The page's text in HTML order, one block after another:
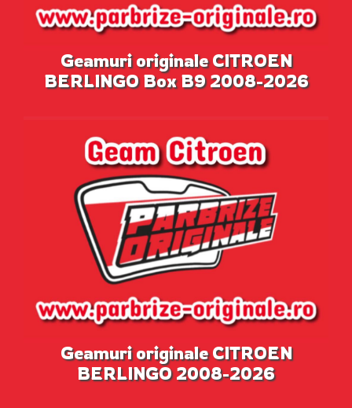
Geamuri originale CITROEN
BERLINGO Box B9 2008-2026
Geamuri originale CITROEN
BERLINGO 2008-2026